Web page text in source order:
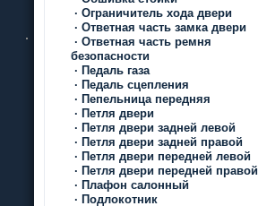
· Ограничитель хода двери
· Ответная часть замка двери
· Ответная часть ремня
безопасности
· Педаль газа
· Педаль сцепления
· Пепельница передняя
· Петля двери
· Петля двери задней левой
· Петля двери задней правой
· Петля двери передней левой
· Петля двери передней правой
· Плафон салонный
· Подлокотник